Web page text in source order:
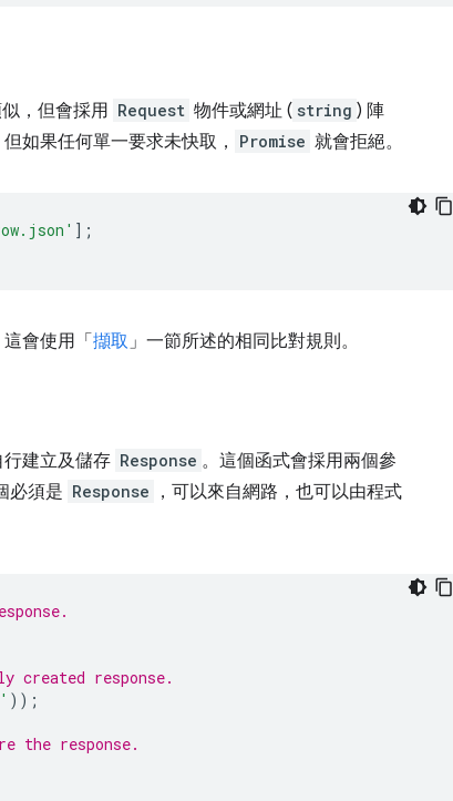
，但會採用 Request 物件或網址 ( string ) 陣
如果任何單一要求未快取， Promise 就會拒絕。
];
會使用「 擷取」一節所述的相同比對規則。
建立及儲存 Response 。這個函式會採用兩個參
必須是 Response
，可以來自網路，也可以由程式
created response.
));
the response.